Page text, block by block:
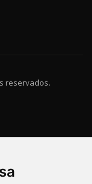
reservados.